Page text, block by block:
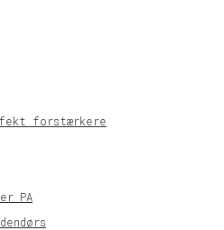
forstærkere
PA